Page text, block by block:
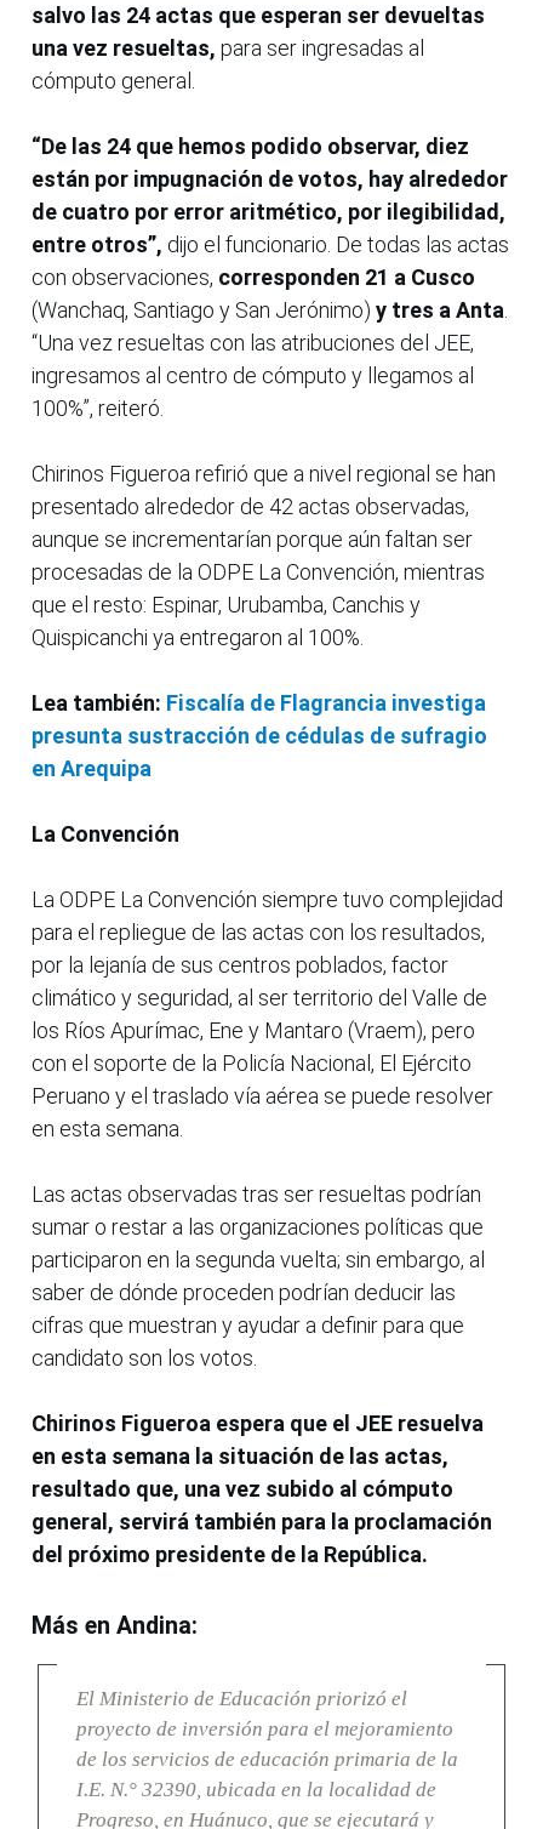
salvo las 24 actas que esperan ser devueltas
una vez resueltas, para ser ingresadas al
cómputo general.
“De las 24 que hemos podido observar, diez
están por impugnación de votos, hay alrededor
de cuatro por error aritmético, por ilegibilidad,
entre otros”, dijo el funcionario. De todas las actas
con observaciones, corresponden 21 a Cusco
(Wanchaq, Santiago y San Jerónimo) y tres a Anta
“Una vez resueltas con las atribuciones del JEE,
ingresamos al centro de cómputo y llegamos al
100%”, reiteró.
Chirinos Figueroa refirió que a nivel regional se han
presentado alrededor de 42 actas observadas,
aunque se incrementarían porque aún faltan ser
procesadas de la ODPE La Convención, mientras
que el resto: Espinar, Urubamba, Canchis y
Quispicanchi ya entregaron al 100%.
Lea también: Fiscalía de Flagrancia investiga
presunta sustracción de cédulas de sufragio
en Arequipa
La Convención
La ODPE La Convención siempre tuvo complejidad
para el repliegue de las actas con los resultados,
por la lejanía de sus centros poblados, factor
climático y seguridad, al ser territorio del Valle de
los Ríos Apurímac, Ene y Mantaro (Vraem), pero
con el soporte de la Policía Nacional, El Ejército
Peruano y el traslado vía aérea se puede resolver
en esta semana.
Las actas observadas tras ser resueltas podrían
sumar o restar a las organizaciones políticas que
participaron en la segunda vuelta; sin embargo, al
saber de dónde proceden podrían deducir las
cifras que muestran y ayudar a definir para que
candidato son los votos.
Chirinos Figueroa espera que el JEE resuelva
en esta semana la situación de las actas,
resultado que, una vez subido al cómputo
general, servirá también para la proclamación
del próximo presidente de la República.
Más en Andina:
El Ministerio de Educación priorizó el
proyecto de inversión para el mejoramiento
de los servicios de educación primaria de la
I.E. N.° 32390, ubicada en la localidad de
Progreso, en Huánuco, que se ejecutará y